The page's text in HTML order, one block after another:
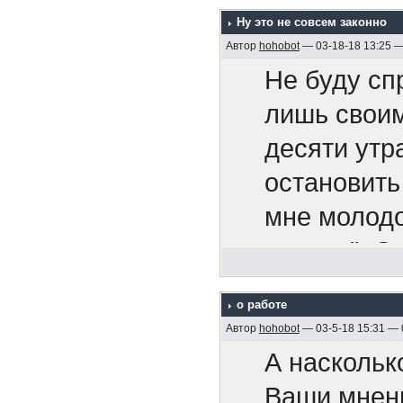
Мартин
https://
577554/
Мужчины
Die
Мужчины
год
что
вы можете
я могу
у нас
наша
да
но только
победили
Вам не
книг и
Вас не
Ну это не совсем законно
Автор hohobot— 03-18-18 13:25 —
Не буду
лишь
десяти
мне
курсом".
тем же
хватило.
о работе
Автор hohobot— 03-5-18 15:31 —
А
Ваши